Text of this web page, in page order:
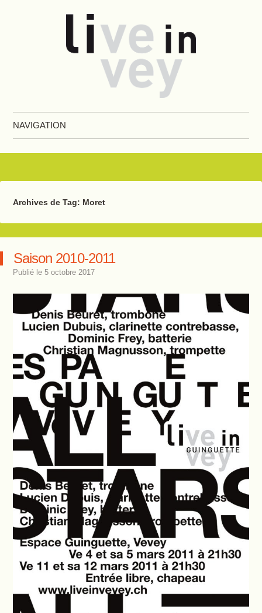
Live in Vevey
NAVIGATION
Archives de Tag: Moret
Saison 2010-2011
Publié le 5 octobre 2017